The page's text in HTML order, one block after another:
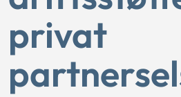
privat